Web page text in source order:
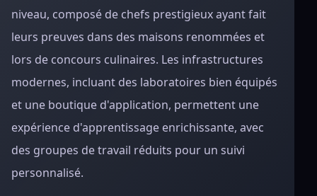
niveau, composé de chefs prestigieux ayant fait
leurs preuves dans des maisons renommées et
lors de concours culinaires. Les infrastructures
modernes, incluant des laboratoires bien équipés
et une boutique d'application, permettent une
expérience d'apprentissage enrichissante, avec
des groupes de travail réduits pour un suivi
personnalisé.